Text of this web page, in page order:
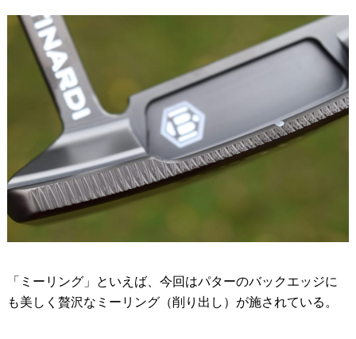
「ミーリング」といえば、今回はパターのバックエッジに
も美しく贅沢なミーリング（削り出し）が施されている。